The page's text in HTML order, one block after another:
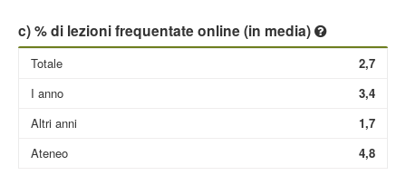
c) % di lezioni frequentate online (in media)
Totale
I anno
Altri anni
Ateneo
2,7
3,4
1,7
4,8